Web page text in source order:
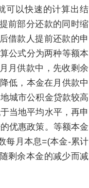
可以快速的计算出结
前部分还款的同时缩
借款人提前还款的申
公式分为两种等额本
月供款中，先收剩余
低，本金在月供款中
城市公积金贷款较高
当地平均水平，再申
优惠政策。等额本金
每月本息=(本金-累计
剩余本金的减少而减